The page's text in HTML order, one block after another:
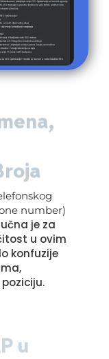
number)
je za
u ovim
konfuzije
u